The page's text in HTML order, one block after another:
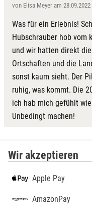
von Elisa Meyer am 28.09.2022
Was für ein Erlebnis!
Hubschrauber hob vom
und wir hatten direkt
Ortschaften und die
sonst kaum sieht. Der
ruhig, was kommt. Die
ich hab mich gefühlt
Unbedingt machen!
Wir akzeptieren
Apple Pay
AmazonPay